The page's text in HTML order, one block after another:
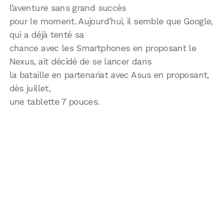
l’aventure sans grand succès
pour le moment. Aujourd’hui, il semble que Google,
qui a déjà tenté sa
chance avec les Smartphones en proposant le
Nexus, ait décidé de se lancer dans
la bataille en partenariat avec Asus en proposant,
dès juillet,
une tablette 7 pouces.